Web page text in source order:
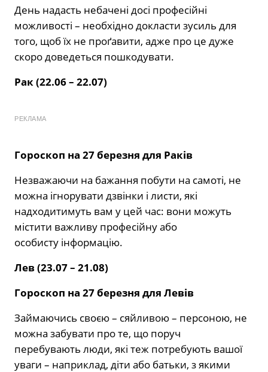
День надасть небачені досі професійні
можливості – необхідно докласти зусиль для
того, щоб їх не проґавити, адже про це дуже
скоро доведеться пошкодувати.
Рак (22.06 – 22.07)
РЕКЛАМА
Гороскоп на 27 березня для Раків
Незважаючи на бажання побути на самоті, не
можна ігнорувати дзвінки і листи, які
надходитимуть вам у цей час: вони можуть
містити важливу професійну або
особисту інформацію.
Лев (23.07 – 21.08)
Гороскоп на 27 березня для Левів
Займаючись своєю – сяйливою – персоною, не
можна забувати про те, що поруч
перебувають люди, які теж потребують вашої
уваги – наприклад, діти або батьки, з якими